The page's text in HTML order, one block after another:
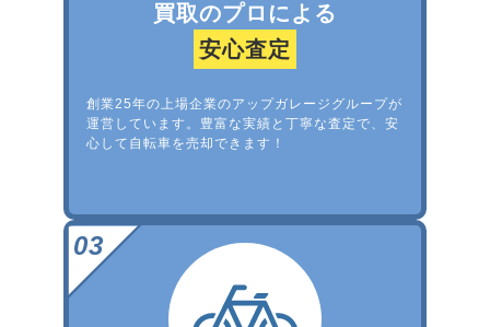
買取のプロによる
安心査定
創業25年の上場企業のアップガレージグループが
運営しています。豊富な実績と丁寧な査定で、安
心して自転車を売却できます！